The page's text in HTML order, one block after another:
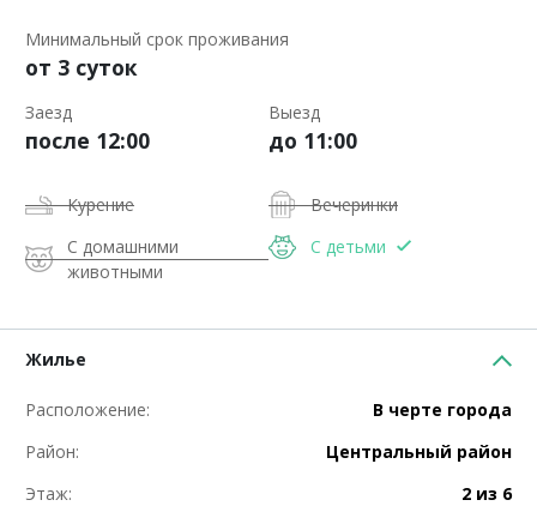
Минимальный срок проживания
от 3 суток
Заезд
после 12:00
Выезд
до 11:00
Курение
Вечеринки
С домашними
животными
С детьми
Жилье
Расположение:
В черте города
Район:
Центральный район
Этаж:
2 из 6